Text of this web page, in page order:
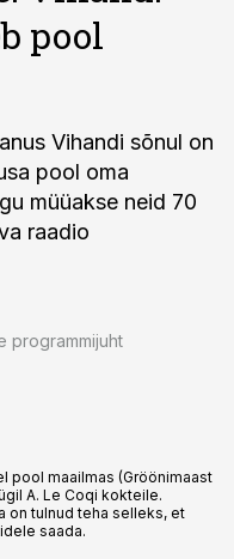
pool
Vihandi sõnul on
pool oma
müüakse neid 70
raadio
programmijuht
pool maailmas (Gröönimaast
A. Le Coqi kokteile.
on tulnud teha selleks, et
saada.